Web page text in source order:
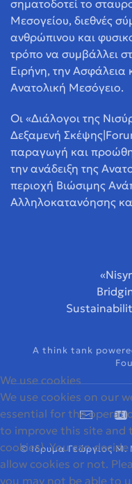
σηματοδοτεί το
Μεσογείου, διεθνές
ανθρώπινου και
τρόπο να συμβάλλει
Ειρήνη, την Ασφάλεια
Ανατολική Μεσόγειο.
Οι «Διάλογοι της
Δεξαμενή
παραγωγή και
την ανάδειξη της
περιοχή Βιώσιμης
Αλληλοκατανόησης
A think tank
© Ιδρυμα Γεώργιος Μ.
We use cookies
We use cookies on our
essential for the
to improve this site and
cookies). You can
allow cookies or not.
you may not be able to